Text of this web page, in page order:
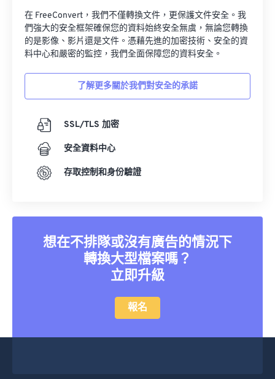
在 FreeConvert，我們不僅轉換文件，更保護文件安全。我
們強大的安全框架確保您的資料始終安全無虞，無論您轉換
的是影像、影片還是文件。憑藉先進的加密技術、安全的資
料中心和嚴密的監控，我們全面保障您的資料安全。
了解更多關於我們對安全的承諾
SSL/TLS 加密
安全資料中心
存取控制和身份驗證
想在不排隊或沒有廣告的情況下
轉換大型檔案嗎？
立即升級
報名